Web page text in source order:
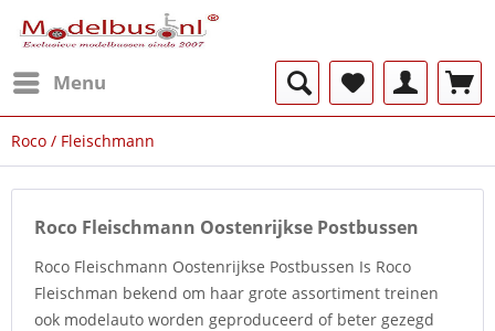
Menu
Roco / Fleischmann
Roco Fleischmann Oostenrijkse Postbussen
Roco Fleischmann Oostenrijkse Postbussen Is Roco
Fleischman bekend om haar grote assortiment treinen
ook modelauto worden geproduceerd of beter gezegd